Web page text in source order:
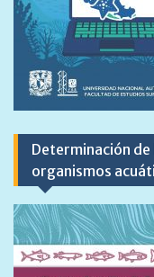
Determinación
organismos